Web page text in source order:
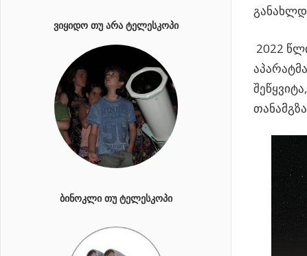
2022
ᲕᲘᲧᲘᲓᲝ ᲗᲣ ᲐᲠᲐ ᲢᲔᲚᲔᲡᲙᲝᲞᲘ
ᲑᲘᲜᲝᲙᲚᲘ ᲗᲣ ᲢᲔᲚᲔᲡᲙᲝᲞᲘ